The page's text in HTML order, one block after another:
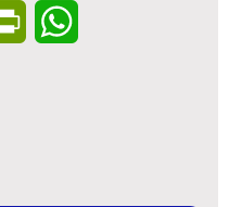
PrintFriendly